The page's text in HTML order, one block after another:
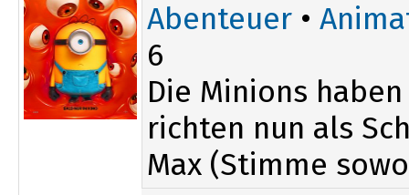
Abenteuer •
6
Die Minions
richten nun als
Max (Stimme